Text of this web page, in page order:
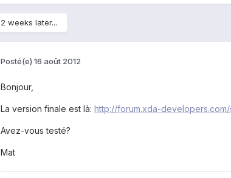
2 weeks later...
Posté(e) 16 août 2012
Bonjour,
La version finale est là: http://forum.xda-
Avez-vous testé?
Mat